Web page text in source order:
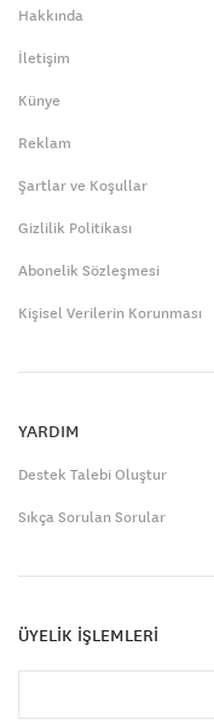
Hakkında
İletişim
Künye
Reklam
Şartlar ve Koşullar
Gizlilik Politikası
Abonelik Sözleşmesi
Kişisel Verilerin Korunması
YARDIM
Destek Talebi Oluştur
Sıkça Sorulan Sorular
ÜYELİK İŞLEMLERİ